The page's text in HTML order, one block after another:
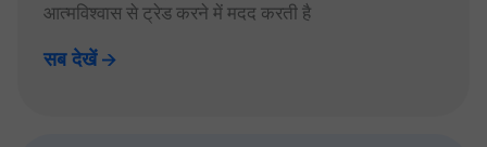
आत्मविश्वास से ट्रेड करने में मदद करती है
सब देखें